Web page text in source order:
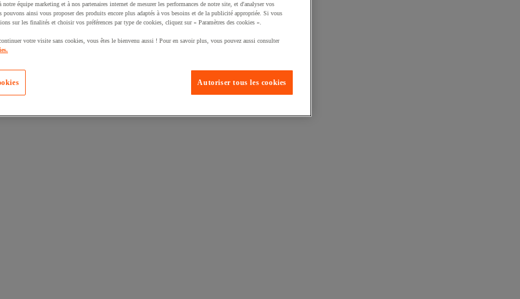
équipe marketing et à nos partenaires internet de mesurer les performances de notre site, et d'analyser vos
pouvons ainsi vous proposer des produits encore plus adaptés à vos besoins et de la publicité appropriée. Si vous
sur les finalités et choisir vos préférences par type de cookies, cliquez sur « Paramètres des cookies ».
votre visite sans cookies, vous êtes le bienvenu aussi ! Pour en savoir plus, vous pouvez aussi consulter
Autoriser tous les cookies